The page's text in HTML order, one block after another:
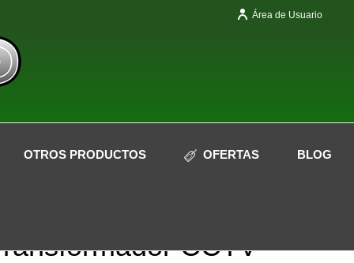
Área de Usuario
OTROS PRODUCTOS OFERTAS BLOG
CCTV